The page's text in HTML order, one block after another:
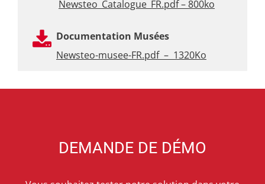
Newsteo_Catalogue_FR.pdf – 800ko
Documentation Musées
Newsteo-musee-FR.pdf – 1320Ko
DEMANDE DE DÉMO